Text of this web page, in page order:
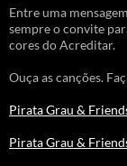
Entre uma
sempre o convite
cores do Acreditar.
Ouça as canções.
Pirata Grau &
Pirata Grau &